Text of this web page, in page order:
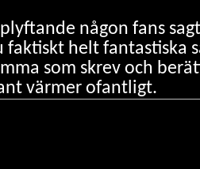
någon fans
helt fantastiska
som skrev och
värmer ofantligt.